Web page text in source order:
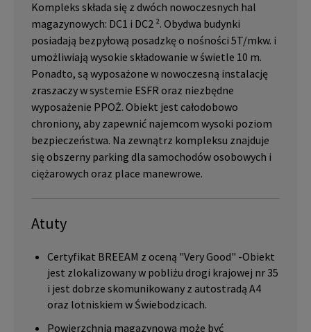
Kompleks składa się z dwóch nowoczesnych hal
magazynowych: DC1 i DC2 ². Obydwa budynki
posiadają bezpyłową posadzkę o nośności 5T/mkw. i
umożliwiają wysokie składowanie w świetle 10 m.
Ponadto, są wyposażone w nowoczesną instalację
zraszaczy w systemie ESFR oraz niezbędne
wyposażenie PPOŻ. Obiekt jest całodobowo
chroniony, aby zapewnić najemcom wysoki poziom
bezpieczeństwa. Na zewnątrz kompleksu znajduje
się obszerny parking dla samochodów osobowych i
ciężarowych oraz place manewrowe.
Atuty
Certyfikat BREEAM z oceną "Very Good" -Obiekt
jest zlokalizowany w pobliżu drogi krajowej nr 35
i jest dobrze skomunikowany z autostradą A4
oraz lotniskiem w Świebodzicach.
Powierzchnia magazynowa może być